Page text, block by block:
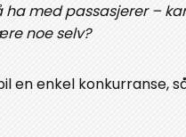
ha med passasjerer –
noe selv?
en enkel konkurranse,